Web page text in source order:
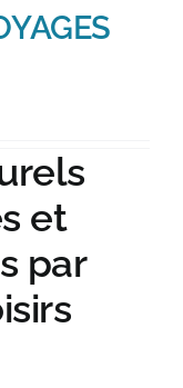
et
par